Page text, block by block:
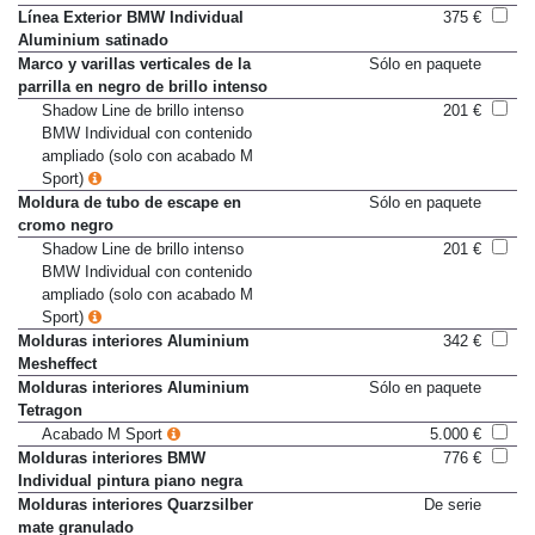
Luces traseras en técnica LED
De serie
Línea Exterior BMW Individual
Aluminium satinado
Marco y varillas verticales de la
parrilla en negro de brillo intenso
Shadow Line de brillo intenso
BMW Individual con contenido
ampliado (solo con acabado M
Sport)
Moldura de tubo de escape en
cromo negro
Shadow Line de brillo intenso
BMW Individual con contenido
ampliado (solo con acabado M
Sport)
Molduras interiores Aluminium
Mesheffect
Molduras interiores Aluminium
Tetragon
Acabado M Sport
5.000 €
Molduras interiores BMW
Individual pintura piano negra
Molduras interiores Quarzsilber